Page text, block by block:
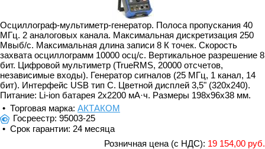
Осциллограф-мультиметр-генератор. Полоса пропускания 40
МГц. 2 аналоговых канала. Максимальная дискретизация 250
Мвыб/с. Максимальная длина записи 8 К точек. Скорость
захвата осциллограмм 10000 осц/с. Вертикальное разрешение 8
бит. Цифровой мультиметр (TrueRMS, 20000 отсчетов,
независимые входы). Генератор сигналов (25 МГц, 1 канал, 14
бит). Интерфейс USB тип C. Цветной дисплей 3,5" (320x240).
Питание: Li-ion батарея 2x2200 мА·ч. Размеры 198x96x38 мм.
• Торговая марка: АКТАКОМ
Госреестр: 95003-25
• Срок гарантии: 24 месяца
Розничная цена (с НДС): 19 154,00 руб.